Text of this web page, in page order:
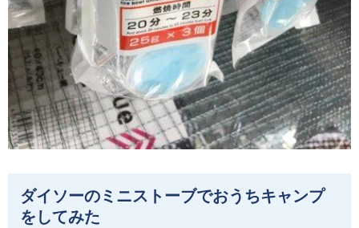
ダイソーのミニストーブでおうちキャンプ
をしてみた